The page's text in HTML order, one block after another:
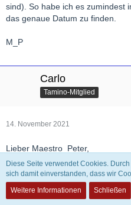
sind). So habe ich es zumindest
das genaue Datum zu finden.
M_P
Carlo
Tamino-Mitglied
14. November 2021
Lieber Maestro_Peter,
das Datum 19. 12. 1951 wurde
Rundfunk bestätigt. Es ist eine
Kongress-Saal des Deutschen
Diese Seite verwendet Cookies.
sich damit einverstanden, dass wir
Weitere Informationen
Schließen